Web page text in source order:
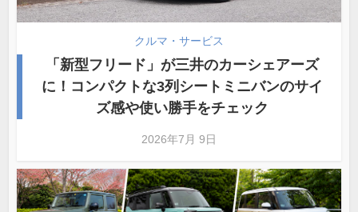
クルマ・サービス
「新型フリード」が三井のカーシェアーズ
に！コンパクトな3列シートミニバンのサイ
ズ感や使い勝手をチェック
2026年7月 9日